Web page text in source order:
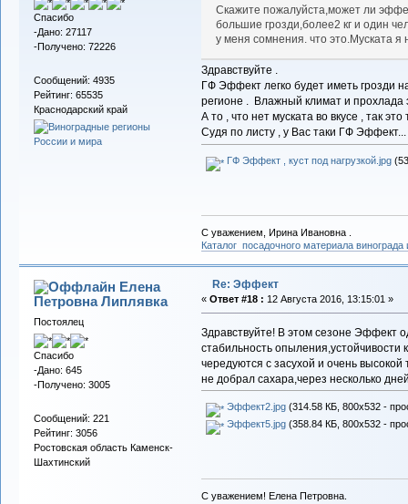
Спасибо
-Дано: 27117
-Получено: 72226
Сообщений: 4935
Рейтинг: 65535
Краснодарский край
Скажите пожалуйста,может ли
большие грозди,более2 кг и один
у меня сомнения. что это.Муската я
Здравствуйте .
ГФ Эффект легко будет иметь грозди
регионе . Влажный климат и прохлада
А то , что нет муската во вкусе , так
Судя по листу , у Вас таки ГФ
ГФ Эффект , куст под нагрузкой.jpg
С уважением, Ирина Ивановна .
Каталог посадочного материала
Елена
Петровна Липлявка
Постоялец
Спасибо
-Дано: 645
-Получено: 3005
Сообщений: 221
Рейтинг: 3056
Ростовская область Каменск-
Шахтинский
Re: Эффект
« Ответ #18 : 12 Августа 2016, 13:15:01 »
Здравствуйте! В этом сезоне Эффект
стабильность
чередуются с засухой и очень
не добрал сахара,через несколько
Эффект2.jpg(314.58 КБ, 800x532 -
Эффект5.jpg(358.84 КБ, 800x532 -
С уважением! Елена Петровна.